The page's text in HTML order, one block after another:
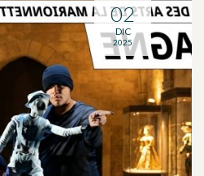
02
DIC
2025